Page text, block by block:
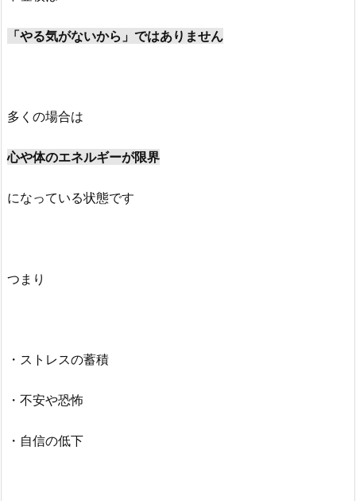
「やる気がないから」ではありません
多くの場合は
心や体のエネルギーが限界
になっている状態です
つまり
・ストレスの蓄積
・不安や恐怖
・自信の低下